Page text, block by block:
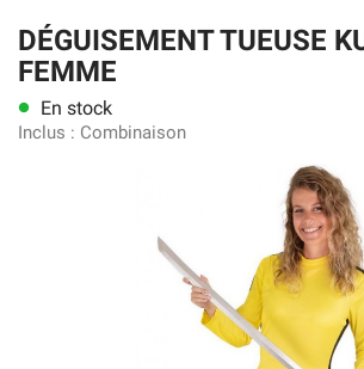
DÉGUISEMENT TUEUSE
FEMME
lens En stock
Inclus : Combinaison